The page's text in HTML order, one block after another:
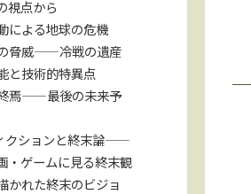
視点から
による地球の危機
脅威——冷戦の遺産
と技術的特異点
焉——最後の未来予
クションと終末論——
・ゲームに見る終末観
かれた終末のビジョ